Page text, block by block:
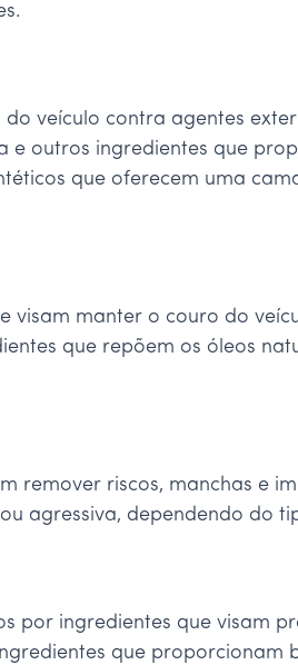
veículo contra agentes
e outros ingredientes que
que oferecem uma
visam manter o couro do
que repõem os óleos
remover riscos, manchas e
agressiva, dependendo do
por ingredientes que visam
que proporcionam